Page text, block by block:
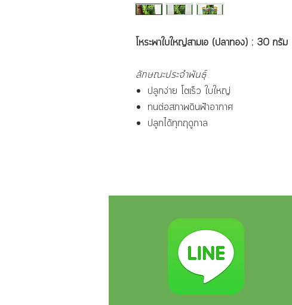
โหระพาใบใหญ่สามเอ (ปลาทอง) : 30 กรัม
ลักษณะประจำพันธุ์
ปลูกง่าย โตเร็ว ใบใหญ่
ทนต่อสภาพดินฟ้าอากาศ
ปลูกได้ทุกฤดูกาล